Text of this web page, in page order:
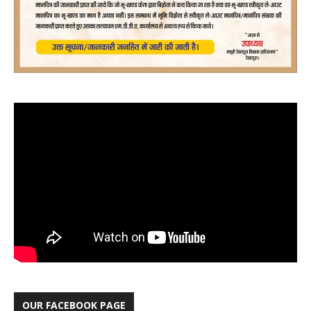
OUR FACEBOOK PAGE